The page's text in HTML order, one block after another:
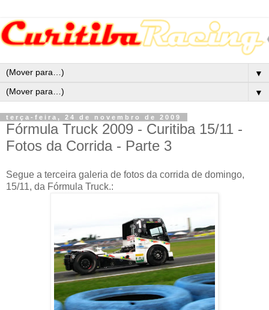
▼
▼
terça-feira, 24 de novembro de 2009
Fórmula Truck 2009 - Curitiba 15/11 -
Fotos da Corrida - Parte 3
Segue a terceira galeria de fotos da corrida de domingo,
15/11, da Fórmula Truck.: